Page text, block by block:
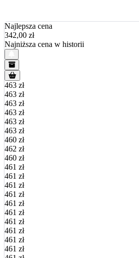
Najlepsza cena
342,00 zł
Najniższa cena w historii
463 zł
463 zł
463 zł
463 zł
463 zł
463 zł
460 zł
462 zł
460 zł
461 zł
461 zł
461 zł
461 zł
461 zł
461 zł
461 zł
461 zł
461 zł
461 zł